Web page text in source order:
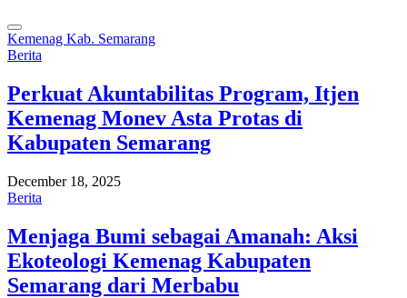
Kemenag Kab. Semarang
Berita
Perkuat Akuntabilitas Program, Itjen
Kemenag Monev Asta Protas di
Kabupaten Semarang
December 18, 2025
Berita
Menjaga Bumi sebagai Amanah: Aksi
Ekoteologi Kemenag Kabupaten
Semarang dari Merbabu